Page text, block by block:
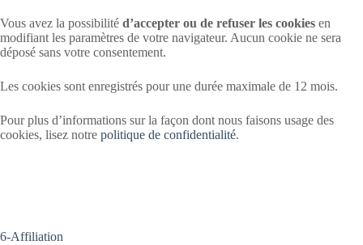
Vous avez la possibilité d’accepter ou de refuser les cookies en
modifiant les paramètres de votre navigateur. Aucun cookie ne sera
déposé sans votre consentement.
Les cookies sont enregistrés pour une durée maximale de 12 mois.
Pour plus d’informations sur la façon dont nous faisons usage des
cookies, lisez notre politique de confidentialité.
6-Affiliation